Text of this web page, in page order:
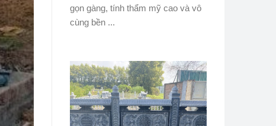
gọn gàng, tính thẩm mỹ cao và vô
cùng bền ...